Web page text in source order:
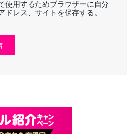
使用するためブラウザーに自分
ドレス、サイトを保存する。